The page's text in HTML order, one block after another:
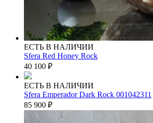
ЕСТЬ В НАЛИЧИИ
Sfera Red Honey Rock
40 100 ₽
ЕСТЬ В НАЛИЧИИ
Sfera Emperador Dark Rock 001042311
85 900 ₽